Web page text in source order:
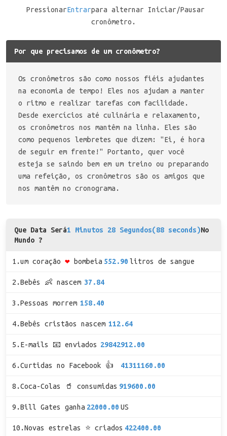
PressionarEntrarpara alternar Iniciar/Pausar
cronômetro.
Por que precisamos de um cronômetro?
Os cronômetros são como nossos fiéis ajudantes
na economia de tempo! Eles nos ajudam a manter
o ritmo e realizar tarefas com facilidade.
Desde exercícios até culinária e relaxamento,
os cronômetros nos mantêm na linha. Eles são
como pequenos lembretes que dizem: "Ei, é hora
de seguir em frente!" Portanto, quer você
esteja se saindo bem em um treino ou preparando
uma refeição, os cronômetros são os amigos que
nos mantêm no cronograma.
Que Data Será1 Minutos 28 Segundos(88 seconds)No
Mundo ?
1.um coração ❤ bombeia 552.90 litros de sangue
2.Bebês 👶 nascem 37.84
3.Pessoas morrem 158.40
4.Bebês cristãos nascem 112.64
5.E-mails 📧 enviados 29842912.00
6.Curtidas no Facebook 👍 41311160.00
8.Coca-Colas 🥤 consumidas 919600.00
9.Bill Gates ganha 22000.00 US
10.Novas estrelas ⭐ criados 422400.00